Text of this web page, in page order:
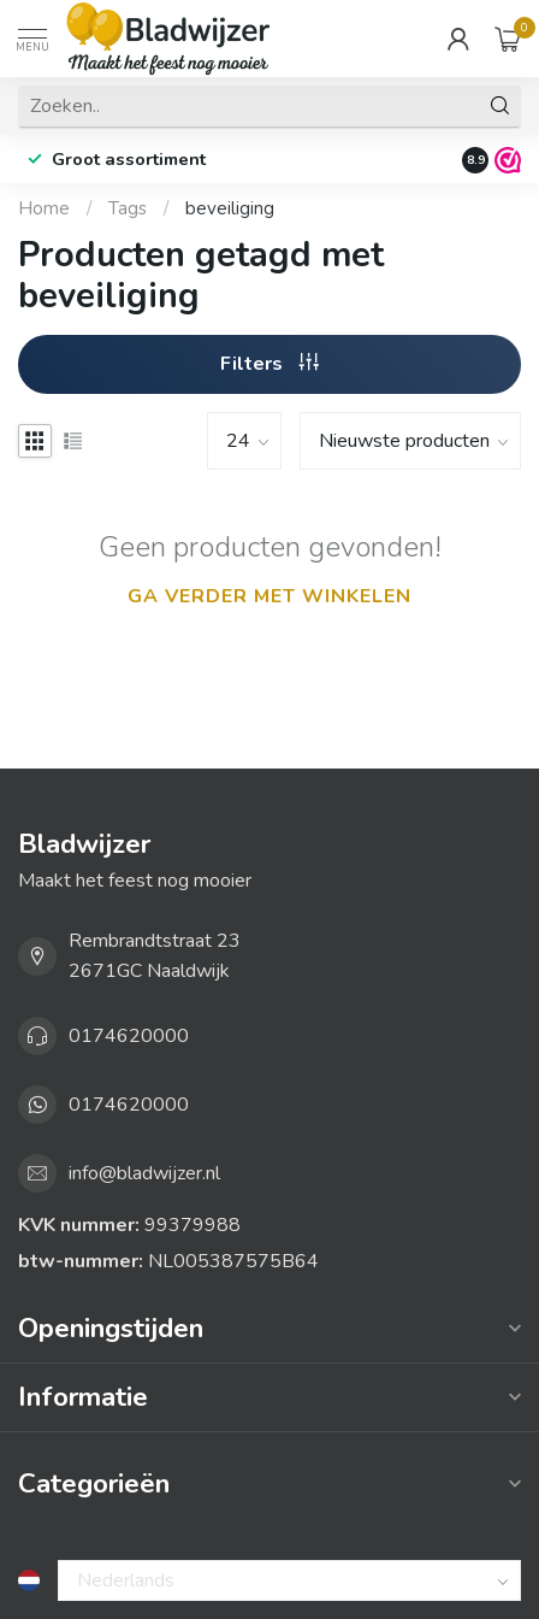
MENU
0
Groot assortiment Fysieke
8.9
Home / Tags / beveiliging
Producten getagd met
beveiliging
Filters
Geen producten gevonden!
GA VERDER MET WINKELEN
Bladwijzer
Maakt het feest nog mooier
Rembrandtstraat 23
2671GC Naaldwijk
0174620000
0174620000
info@bladwijzer.nl
KVK nummer: 99379988
btw-nummer: NL005387575B64
Openingstijden
Informatie
Categorieën